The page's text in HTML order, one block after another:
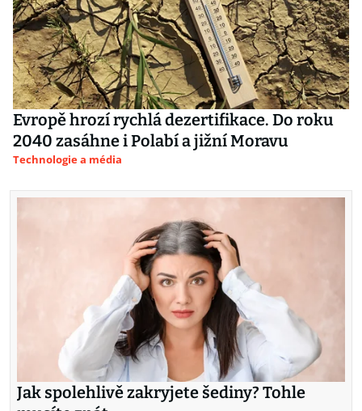
Evropě hrozí rychlá dezertifikace. Do roku
2040 zasáhne i Polabí a jižní Moravu
Technologie a média
Jak spolehlivě zakryjete šediny? Tohle